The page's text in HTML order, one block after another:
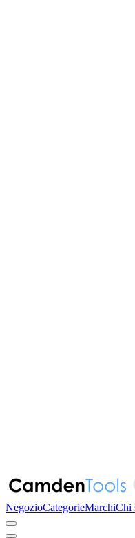
NegozioCategorieMarchiChi